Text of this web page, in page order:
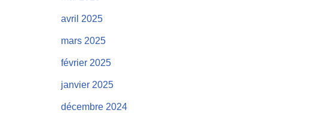
avril 2025
mars 2025
février 2025
janvier 2025
décembre 2024